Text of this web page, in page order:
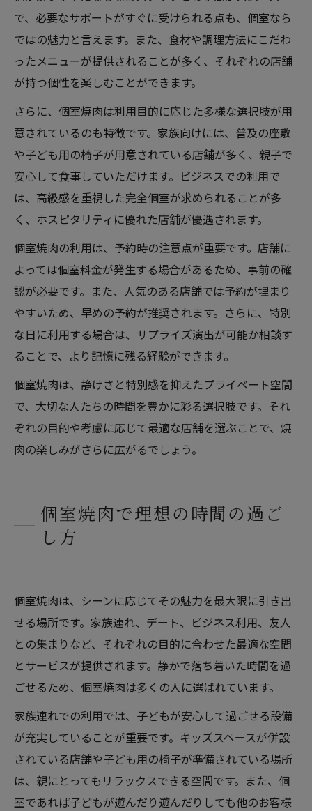
で、必要なサポートがすぐに受けられる点も、個室なら
ではの魅力と言えます。また、食材や調理方法にこだわ
ったメニューが提供されることが多く、それぞれの店舗
が持つ個性を楽しむことができます。
さらに、個室焼肉は利用目的に応じた多様な選択肢が用
意されているのも特徴です。家族向けには、普及の座敷
や子ども用の椅子が用意されている店舗が多く、親子で
安心して食事していただけます。ビジネスでの利用で
は、高級感を重視した完全個室が求められることが多
く、ホスピタリティに優れた店舗が優遇されます。
個室焼肉の利用は、予約時の注意点が重要です。店舗に
よっては個室料金が発生する場合があるため、事前の確
認が必要です。また、人気のある店舗では予約が埋まり
やすいため、早めの予約が推奨されます。さらに、特別
な日に利用する場合は、サプライズ演出が可能か相談す
ることで、より記憶に残る経験ができます。
個室焼肉は、静けさと特別感を抑えたプライベート空間
で、大切な人たちの時間を豊かに彩る選択肢です。それ
ぞれの目的や考慮に応じて最適な店舗を選ぶことで、焼
肉の楽しみがさらに広がるでしょう。
個室焼肉で理想の時間の過ご
し方
個室焼肉は、シーンに応じてその魅力を最大限に引き出
せる場所です。家族連れ、デート、ビジネス利用、友人
との集まりなど、それぞれの目的に合わせた最適な空間
とサービスが提供されます。静かで落ち着いた時間を過
ごせるため、個室焼肉は多くの人に選ばれています。
家族連れでの利用では、子どもが安心して過ごせる設備
が充実していることが重要です。キッズスペースが併設
されている店舗や子ども用の椅子が準備されている場所
は、親にとってもリラックスできる空間です。また、個
室であれば子どもが遊んだり遊んだりしても他のお客様